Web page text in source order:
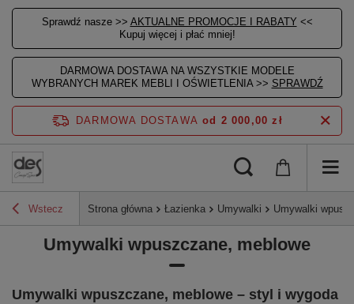
Sprawdź nasze >> AKTUALNE PROMOCJE I RABATY <<
Kupuj więcej i płać mniej!
DARMOWA DOSTAWA NA WSZYSTKIE MODELE
WYBRANYCH MAREK MEBLI I OŚWIETLENIA >> SPRAWDŹ
DARMOWA DOSTAWA od 2 000,00 zł
Wstecz Strona główna Łazienka Umywalki Umywalki
Umywalki wpuszczane, meblowe
Umywalki wpuszczane, meblowe – styl i wygoda